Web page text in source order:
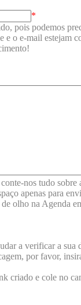
*
pois podemos
e o e-mail
nos tudo
apenas para
olho na Agenda
a verificar a
por favor,
criado e cole no